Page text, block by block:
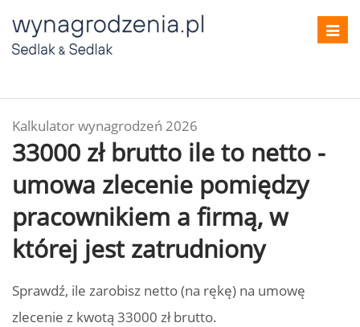
Kalkulator wynagrodzeń 2026
33000 zł brutto ile to netto -
umowa zlecenie pomiędzy
pracownikiem a firmą, w
której jest zatrudniony
Sprawdź, ile zarobisz netto (na rękę) na umowę
zlecenie z kwotą 33000 zł brutto.